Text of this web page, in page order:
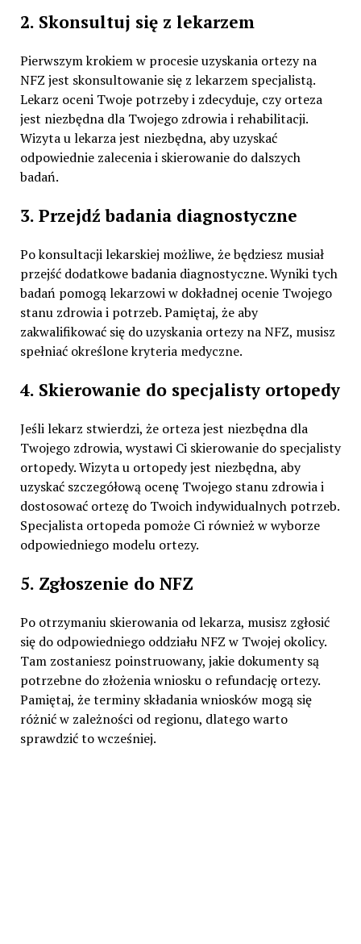
2. Skonsultuj się z lekarzem
Pierwszym krokiem w procesie uzyskania ortezy na
NFZ jest skonsultowanie się z lekarzem specjalistą.
Lekarz oceni Twoje potrzeby i zdecyduje, czy orteza
jest niezbędna dla Twojego zdrowia i rehabilitacji.
Wizyta u lekarza jest niezbędna, aby uzyskać
odpowiednie zalecenia i skierowanie do dalszych
badań.
3. Przejdź badania diagnostyczne
Po konsultacji lekarskiej możliwe, że będziesz musiał
przejść dodatkowe badania diagnostyczne. Wyniki tych
badań pomogą lekarzowi w dokładnej ocenie Twojego
stanu zdrowia i potrzeb. Pamiętaj, że aby
zakwalifikować się do uzyskania ortezy na NFZ, musisz
spełniać określone kryteria medyczne.
4. Skierowanie do specjalisty ortopedy
Jeśli lekarz stwierdzi, że orteza jest niezbędna dla
Twojego zdrowia, wystawi Ci skierowanie do specjalisty
ortopedy. Wizyta u ortopedy jest niezbędna, aby
uzyskać szczegółową ocenę Twojego stanu zdrowia i
dostosować ortezę do Twoich indywidualnych potrzeb.
Specjalista ortopeda pomoże Ci również w wyborze
odpowiedniego modelu ortezy.
5. Zgłoszenie do NFZ
Po otrzymaniu skierowania od lekarza, musisz zgłosić
się do odpowiedniego oddziału NFZ w Twojej okolicy.
Tam zostaniesz poinstruowany, jakie dokumenty są
potrzebne do złożenia wniosku o refundację ortezy.
Pamiętaj, że terminy składania wniosków mogą się
różnić w zależności od regionu, dlatego warto
sprawdzić to wcześniej.